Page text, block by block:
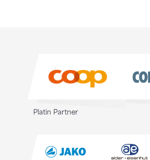
Platin Partner